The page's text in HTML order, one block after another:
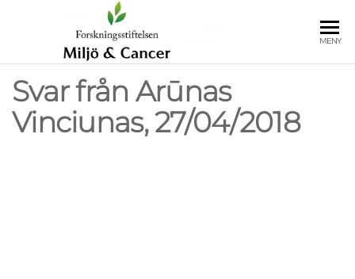
Miljö och
Insamlings- ochMENY
Svar från Arūnas
Vinciunas, 27/04/2018